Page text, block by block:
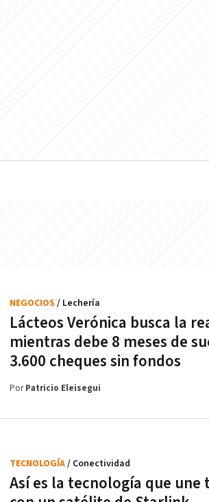
Lácteos Verónica busca la
mientras debe 8 meses de
3.600 cheques sin fondos
NEGOCIOS / Lechería
PorPatricio Eleisegui
Así es la tecnología que une
TECNOLOGÍA/ Conectividad